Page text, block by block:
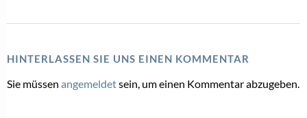
HINTERLASSEN SIE UNS EINEN KOMMENTAR
Sie müssen angemeldetsein, um einen Kommentar abzugeben.